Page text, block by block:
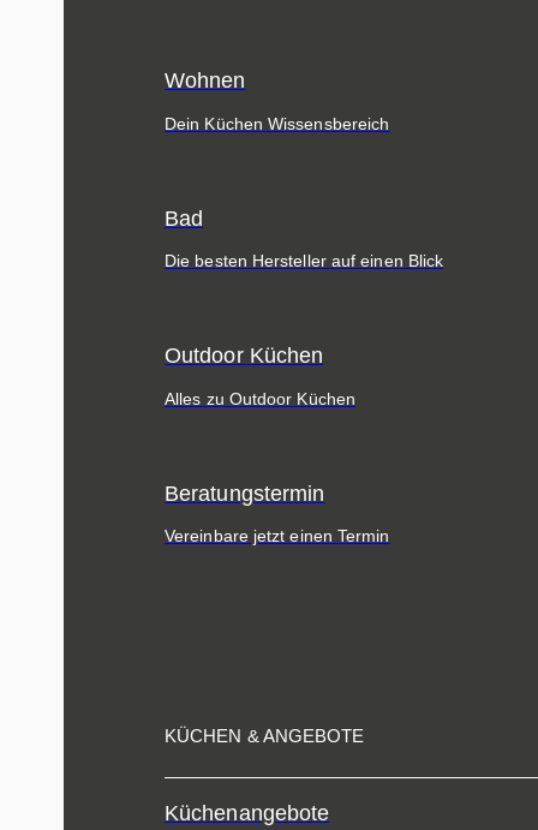
Wohnen
Dein Küchen Wissensbereich
Bad
Die besten Hersteller auf einen Blick
Outdoor Küchen
Alles zu Outdoor Küchen
Beratungstermin
Vereinbare jetzt einen Termin
KÜCHEN & ANGEBOTE
Küchenangebote